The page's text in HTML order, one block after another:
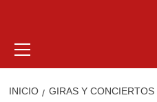
primario
INICIO GIRAS Y CONCIERTOS